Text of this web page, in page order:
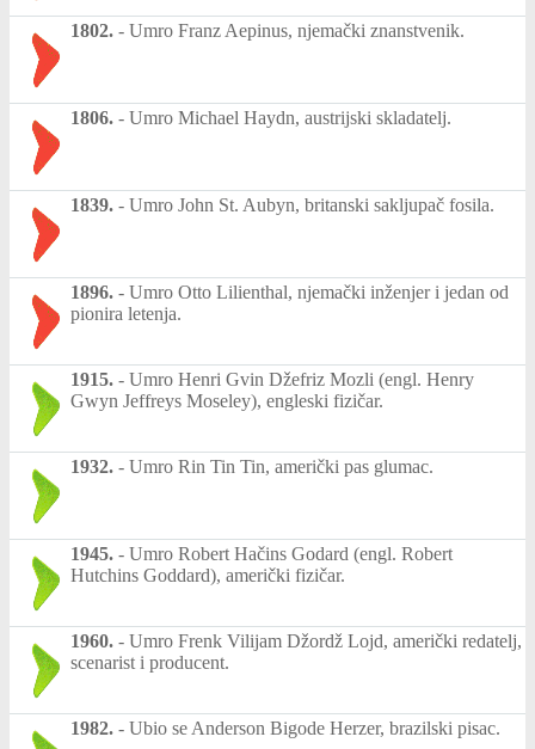
1802. - Umro Franz Aepinus, njemački znanstvenik.
1806. - Umro Michael Haydn, austrijski skladatelj.
1839. - Umro John St. Aubyn, britanski sakljupač fosila.
1896. - Umro Otto Lilienthal, njemački inženjer i jedan od
pionira letenja.
1915. - Umro Henri Gvin Džefriz Mozli (engl. Henry
Gwyn Jeffreys Moseley), engleski fizičar.
1932. - Umro Rin Tin Tin, američki pas glumac.
1945. - Umro Robert Hačins Godard (engl. Robert
Hutchins Goddard), američki fizičar.
1960. - Umro Frenk Vilijam Džordž Lojd, američki redatelj,
scenarist i producent.
1982. - Ubio se Anderson Bigode Herzer, brazilski pisac.